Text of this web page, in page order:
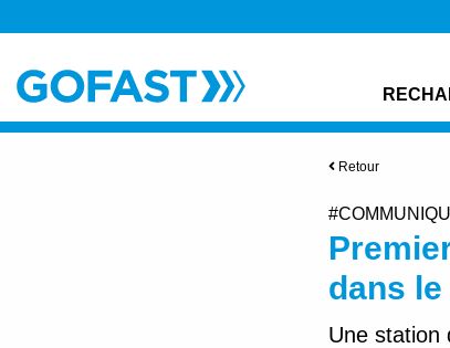
Retour
dans
Une station